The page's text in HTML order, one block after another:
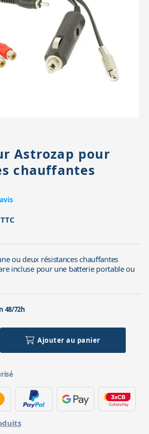
montures
Têtes
Astrozap pour
chauffantes
avis
TTC
ou deux résistances chauffantes
incluse pour une batterie portable ou
48/72h
Ajouter au panier